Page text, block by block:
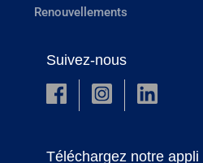
Renouvellements
Suivez-nous
Téléchargez notre appli